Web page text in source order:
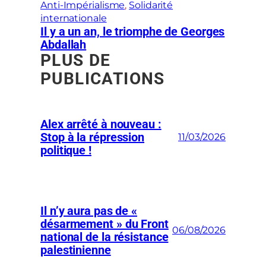
Anti-Impérialisme, Solidarité
internationale
Il y a un an, le triomphe de Georges
Abdallah
PLUS DE
PUBLICATIONS
Alex arrêté à nouveau :
Stop à la répression
politique !
11/03/2026
Il n’y aura pas de «
désarmement » du Front
national de la résistance
palestinienne
06/08/2026